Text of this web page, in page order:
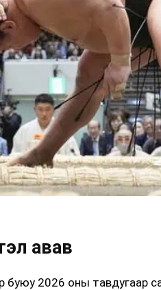
авав
буюу 2026 оны тавдугаар